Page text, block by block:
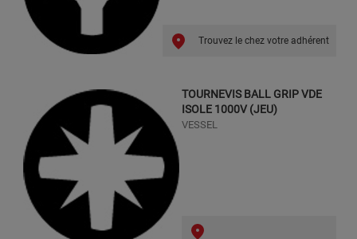
Trouvez le chez votre adhérent
TOURNEVIS BALL GRIP VDE
ISOLE 1000V (JEU)
VESSEL